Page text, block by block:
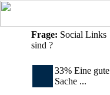
Frage: Social Links
sind ?
33% Eine gute
Sache ...